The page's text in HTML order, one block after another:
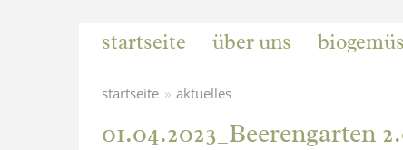
startseite über uns
startseite » aktuelles
01.04.2023_Beerengarten